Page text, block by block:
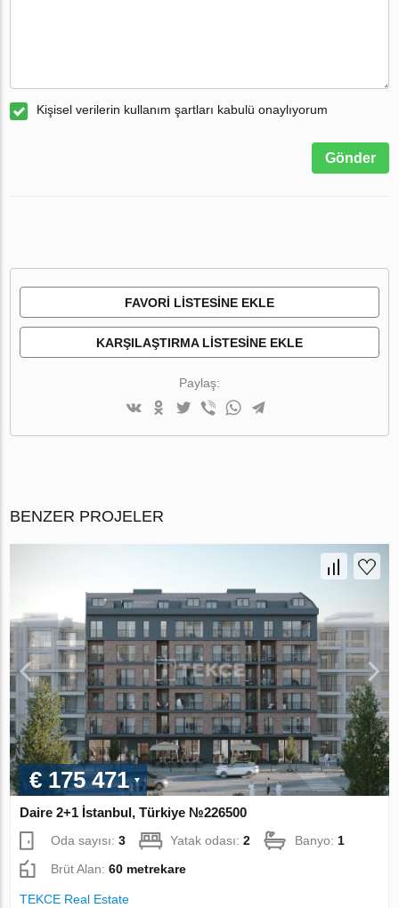
Kişisel verilerin kullanım şartları kabulü onaylıyorum
Gönder
FAVORI LISTESINE EKLE
KARŞILAŞTIRMA LISTESINE EKLE
Paylaş:
BENZER PROJELER
€ 175 471
Daire 2+1 İstanbul, Türkiye №226500
Oda sayısı:3 Yatak odası:2 Banyo:1
Brüt Alan:60 metrekare
TEKCE Real Estate